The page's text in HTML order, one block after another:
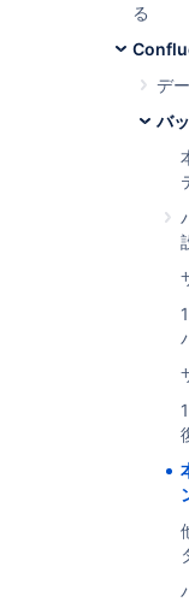
る
デ
バ
基本的に、
タベースの
します。そ
メタデータ
）を
テスト イン
ト データベ
テス
テス
タベ
テス
リにあ
のバ
本番
をテ
ピー
コピ
キス
タベ
タベ
ース
(デ